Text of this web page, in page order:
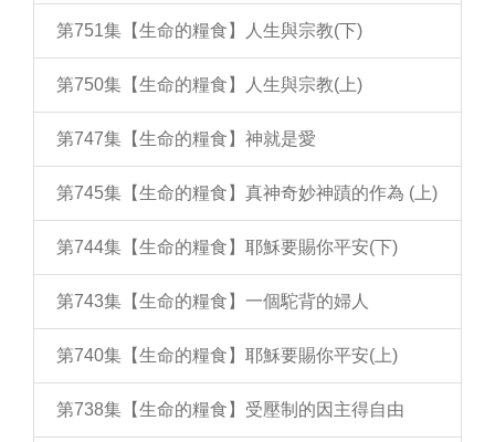
第751集【生命的糧食】人生與宗教(下)
第750集【生命的糧食】人生與宗教(上)
第747集【生命的糧食】神就是愛
第745集【生命的糧食】真神奇妙神蹟的作為 (上)
第744集【生命的糧食】耶穌要賜你平安(下)
第743集【生命的糧食】一個駝背的婦人
第740集【生命的糧食】耶穌要賜你平安(上)
第738集【生命的糧食】受壓制的因主得自由